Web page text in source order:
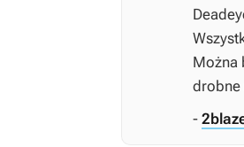
Można
drobne
-